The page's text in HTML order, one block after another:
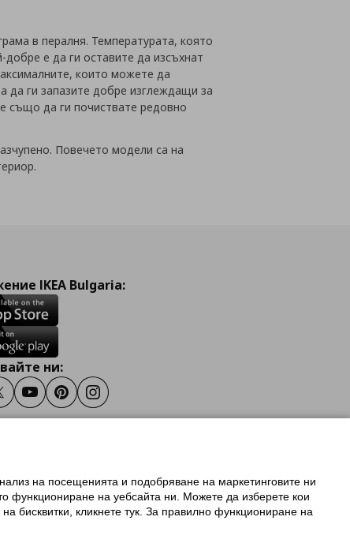
в пералня. Температурата, която
е да ги оставите да изсъхнат
които можете да
да ги запазите добре изглеждащи за
също да ги почиствате редовно
Повечето модели са на
IKEA Bulgaria:
ни:
YoutubePinterestInstagram
на ikea.bg
Family
на посещенията и подобряване на маркетинговите ни
функциониране на уебсайта ни. Можете да изберете кои
бисквитки, кликнете тук. За правилно функциониране на